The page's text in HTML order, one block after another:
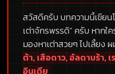
สวัสดีครับ บทความนี้เขียน
เต่าจักรพรรดิ”ครับ หากใ
มองหาเต่าสวยๆ ไปเลี้ยง
ต้า, เสือดาว, อัลดาบร้า,
อินเดีย